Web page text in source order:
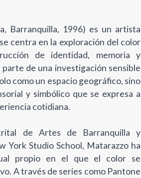
Barranquilla, 1996) es un artista
centra en la exploración del color
de identidad, memoria y
de una investigación sensible
como un espacio geográfico, sino
y simbólico que se expresa a
cotidiana.
de Artes de Barranquilla y
York Studio School, Matarazzo ha
propio en el que el color se
A través de series como Pantone